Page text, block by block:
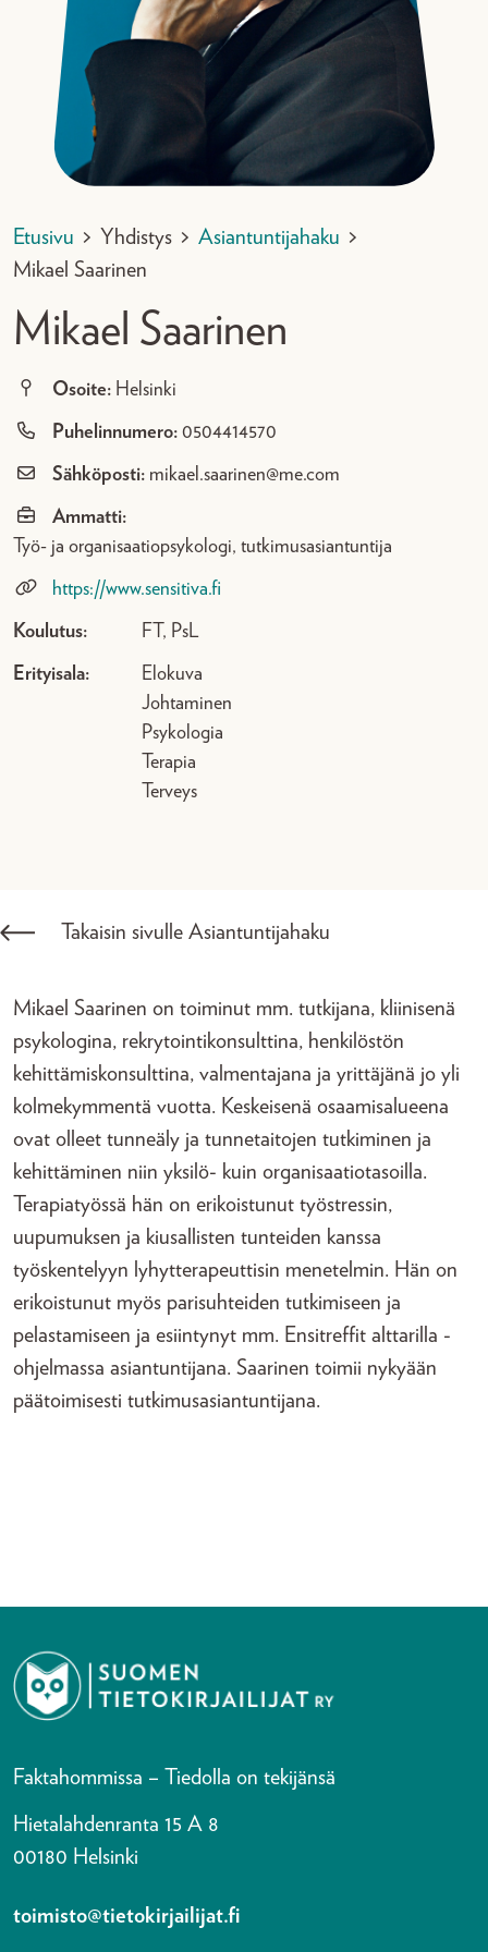
Etusivu > Yhdistys > Asiantuntijahaku >
Mikael Saarinen
Mikael Saarinen
Osoite: Helsinki
Puhelinnumero: 0504414570
Sähköposti: mikael.saarinen@me.com
Ammatti:
Työ- ja organisaatiopsykologi, tutkimusasiantuntija
https://www.sensitiva.fi
Koulutus: FT, PsL
Erityisala:
Elokuva
Johtaminen
Psykologia
Terapia
Terveys
Takaisin sivulle Asiantuntijahaku
Mikael Saarinen on toiminut mm. tutkijana, kliinisenä
psykologina, rekrytointikonsulttina, henkilöstön
kehittämiskonsulttina, valmentajana ja yrittäjänä jo yli
kolmekymmentä vuotta. Keskeisenä osaamisalueena
ovat olleet tunneäly ja tunnetaitojen tutkiminen ja
kehittäminen niin yksilö- kuin organisaatiotasoilla.
Terapiatyössä hän on erikoistunut työstressin,
uupumuksen ja kiusallisten tunteiden kanssa
työskentelyyn lyhytterapeuttisin menetelmin. Hän on
erikoistunut myös parisuhteiden tutkimiseen ja
pelastamiseen ja esiintynyt mm. Ensitreffit alttarilla -
ohjelmassa asiantuntijana. Saarinen toimii nykyään
päätoimisesti tutkimusasiantuntijana.
Faktahommissa – Tiedolla on tekijänsä
Hietalahdenranta 15 A 8
00180 Helsinki
toimisto@tietokirjailijat.fi